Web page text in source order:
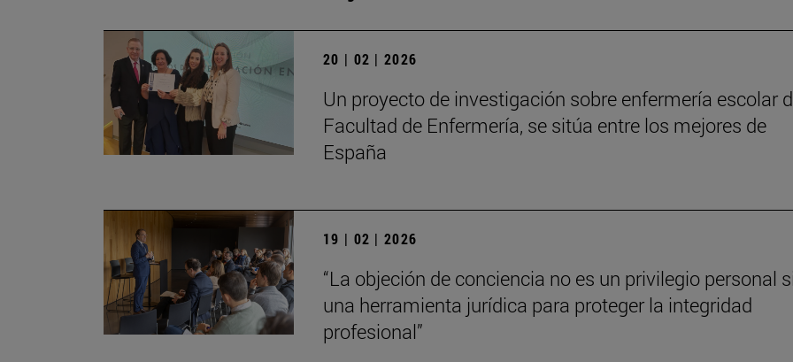
20 | 02 | 2026
Un proyecto de investigación sobre enfermería escolar
Facultad de Enfermería, se sitúa entre los mejores de
España
19 | 02 | 2026
“La objeción de conciencia no es un privilegio personal
una herramienta jurídica para proteger la integridad
profesional”